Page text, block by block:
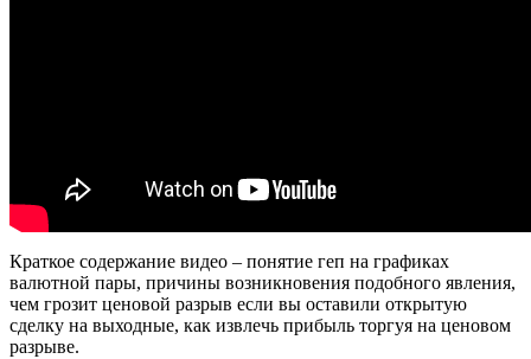
Краткое содержание видео – понятие геп на графиках
валютной пары, причины возникновения подобного явления,
чем грозит ценовой разрыв если вы оставили открытую
сделку на выходные, как извлечь прибыль торгуя на ценовом
разрыве.